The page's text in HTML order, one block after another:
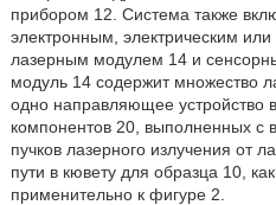
прибором 12. Система также
электронным, электрическим
лазерным модулем 14 и
модуль 14 содержит множество
одно направляющее устройство
компонентов 20, выполненных с
пучков лазерного излучения от
пути в кювету для образца 10,
применительно к фигуре 2.